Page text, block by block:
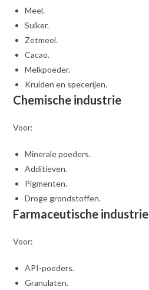
Meel.
Suiker.
Zetmeel.
Cacao.
Melkpoeder.
Kruiden en specerijen.
Chemische industrie
Voor:
Minerale poeders.
Additieven.
Pigmenten.
Droge grondstoffen.
Farmaceutische industrie
Voor:
API-poeders.
Granulaten.